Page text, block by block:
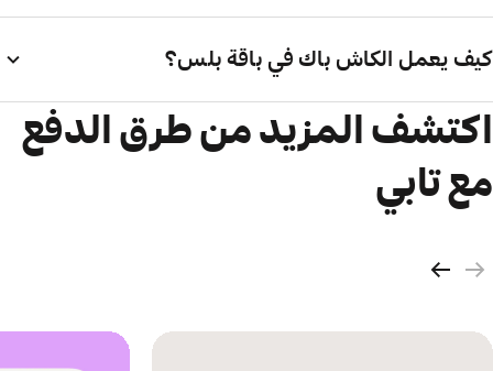
كيف يعمل الكاش باك في باقة بلس؟
اكتشف المزيد من طرق الدفع
مع تابي